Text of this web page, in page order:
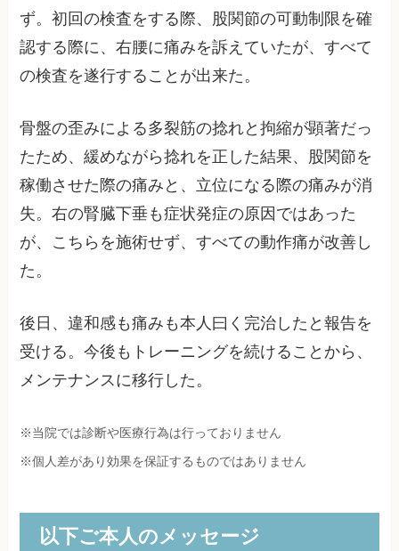
ず。初回の検査をする際、股関節の可動制限を確
認する際に、右腰に痛みを訴えていたが、すべて
の検査を遂行することが出来た。
骨盤の歪みによる多裂筋の捻れと拘縮が顕著だっ
たため、緩めながら捻れを正した結果、股関節を
稼働させた際の痛みと、立位になる際の痛みが消
失。右の腎臓下垂も症状発症の原因ではあった
が、こちらを施術せず、すべての動作痛が改善し
た。
後日、違和感も痛みも本人曰く完治したと報告を
受ける。今後もトレーニングを続けることから、
メンテナンスに移行した。
※当院では診断や医療行為は行っておりません
※個人差があり効果を保証するものではありません
以下ご本人のメッセージ